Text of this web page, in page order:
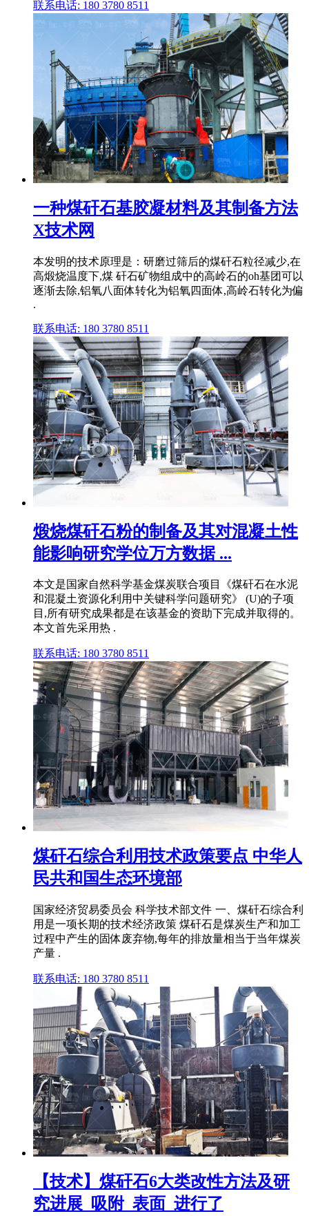
联系电话: 180 3780 8511
一种煤矸石基胶凝材料及其制备方法
X技术网
本发明的技术原理是：研磨过筛后的煤矸石粒径减少,在
高煅烧温度下,煤 矸石矿物组成中的高岭石的oh基团可以
逐渐去除,铝氧八面体转化为铝氧四面体,高岭石转化为偏
.
联系电话: 180 3780 8511
煅烧煤矸石粉的制备及其对混凝土性
能影响研究学位万方数据 ...
本文是国家自然科学基金煤炭联合项目《煤矸石在水泥
和混凝土资源化利用中关键科学问题研究》 (U)的子项
目,所有研究成果都是在该基金的资助下完成并取得的。
本文首先采用热 .
联系电话: 180 3780 8511
煤矸石综合利用技术政策要点 中华人
民共和国生态环境部
国家经济贸易委员会 科学技术部文件 一、煤矸石综合利
用是一项长期的技术经济政策 煤矸石是煤炭生产和加工
过程中产生的固体废弃物,每年的排放量相当于当年煤炭
产量 .
联系电话: 180 3780 8511
【技术】煤矸石6大类改性方法及研
究进展_吸附_表面_进行了